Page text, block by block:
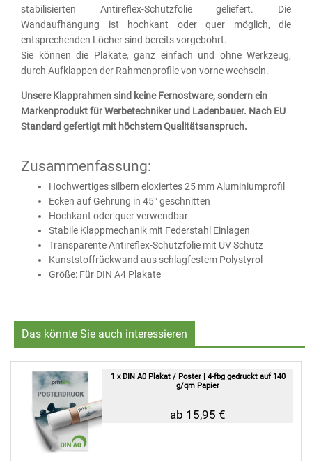
stabilisierten Antireflex-Schutzfolie geliefert. Die
Wandaufhängung ist hochkant oder quer möglich, die
entsprechenden Löcher sind bereits vorgebohrt.
Sie können die Plakate, ganz einfach und ohne Werkzeug,
durch Aufklappen der Rahmenprofile von vorne wechseln.
Unsere Klapprahmen sind keine Fernostware, sondern ein
Markenprodukt für Werbetechniker und Ladenbauer. Nach EU
Standard gefertigt mit höchstem Qualitätsanspruch.
Zusammenfassung:
Hochwertiges silbern eloxiertes 25 mm Aluminiumprofil
Ecken auf Gehrung in 45° geschnitten
Hochkant oder quer verwendbar
Stabile Klappmechanik mit Federstahl Einlagen
Transparente Antireflex-Schutzfolie mit UV Schutz
Kunststoffrückwand aus schlagfestem Polystyrol
Größe: Für DIN A4 Plakate
Das könnte Sie auch interessieren
1 x DIN A0 Plakat / Poster | 4-fbg gedruckt auf 140
g/qm Papier
ab 15,95 €